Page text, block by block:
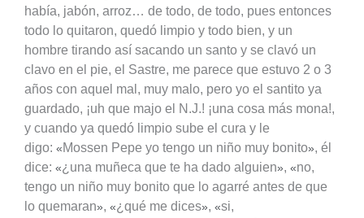
había, jabón, arroz… de todo, de todo, pues entonces
todo lo quitaron, quedó limpio y todo bien, y un
hombre tirando así sacando un santo y se clavó un
clavo en el pie, el Sastre, me parece que estuvo 2 o 3
años con aquel mal, muy malo, pero yo el santito ya
guardado, ¡uh que majo el N.J.! ¡una cosa más mona!,
y cuando ya quedó limpio sube el cura y le
digo: «Mossen Pepe yo tengo un niño muy bonito», él
dice: «¿una muñeca que te ha dado alguien», «no,
tengo un niño muy bonito que lo agarré antes de que
lo quemaran», «¿qué me dices», «si,